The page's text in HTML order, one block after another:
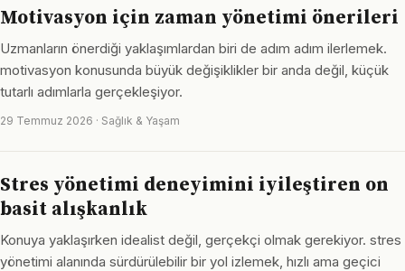
Motivasyon için zaman yönetimi önerileri
Uzmanların önerdiği yaklaşımlardan biri de adım adım ilerlemek.
motivasyon konusunda büyük değişiklikler bir anda değil, küçük
tutarlı adımlarla gerçekleşiyor.
29 Temmuz 2026 · Sağlık & Yaşam
Stres yönetimi deneyimini iyileştiren on
basit alışkanlık
Konuya yaklaşırken idealist değil, gerçekçi olmak gerekiyor. stres
yönetimi alanında sürdürülebilir bir yol izlemek, hızlı ama geçici